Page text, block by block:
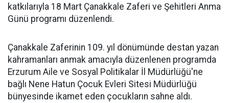
katkılarıyla 18 Mart Çanakkale Zaferi ve Şehitleri Anma
Günü programı düzenlendi.
Çanakkale Zaferinin 109. yıl dönümünde destan yazan
kahramanları anmak amacıyla düzenlenen programda
Erzurum Aile ve Sosyal Politikalar İl Müdürlüğü'ne
bağlı Nene Hatun Çocuk Evleri Sitesi Müdürlüğü
bünyesinde ikamet eden çocukların sahne aldı.